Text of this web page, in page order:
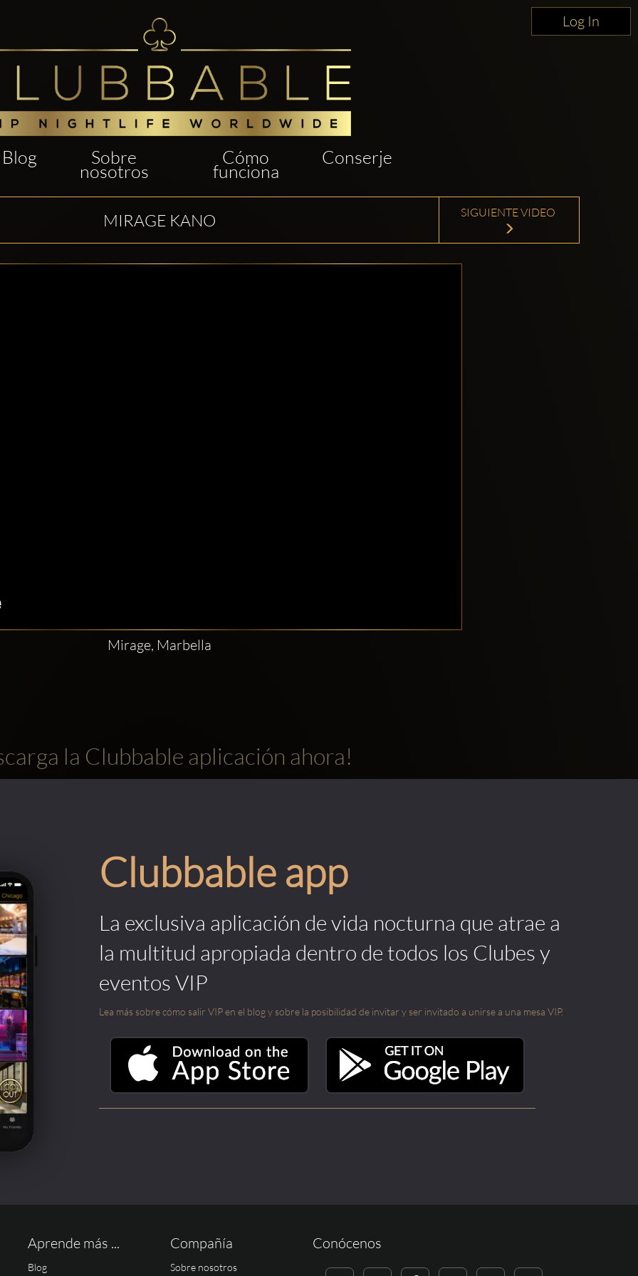
Log In
Blog Sobre
nosotros
Cómo
funciona
Conserje
MIRAGE KANO SIGUIENTE VIDEO
Mirage, Marbella
la Clubbable aplicación ahora!
Clubbable app
La exclusiva aplicación de vida nocturna que atrae a
la multitud apropiada dentro de todos los Clubes y
eventos VIP
Lea más sobre cómo salir VIP en el blog y sobre la posibilidad de invitar y ser invitado a unirse a una mesa VIP.
Aprende más ...
Blog
Compañía
Sobre nosotros
Conócenos